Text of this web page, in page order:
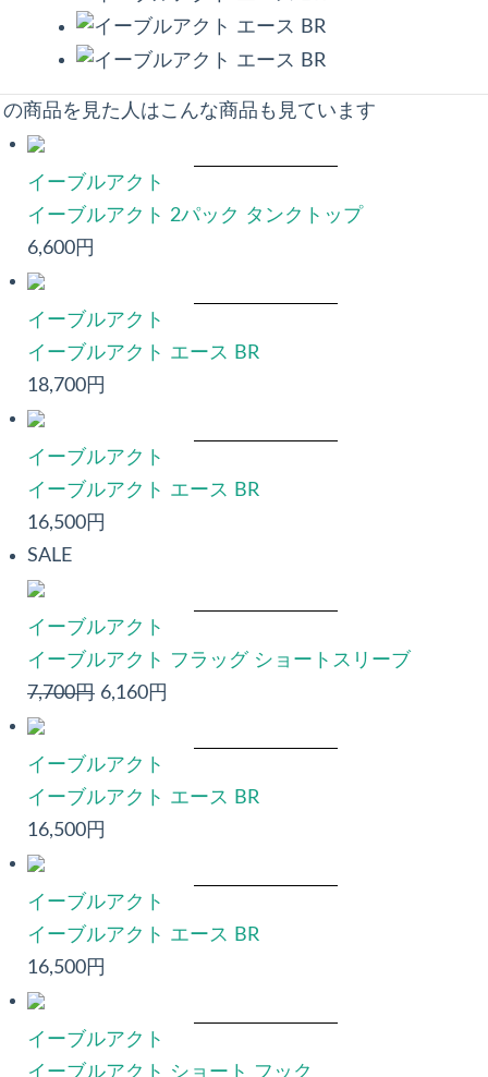
商品を見た人はこんな商品も見ています
イーブルアクト
イーブルアクト 2パック タンクトップ
6,600円
イーブルアクト
イーブルアクト エース BR
18,700円
イーブルアクト
イーブルアクト エース BR
16,500円
SALE
イーブルアクト
イーブルアクト フラッグ ショートスリーブ
7,700円 6,160円
イーブルアクト
イーブルアクト エース BR
16,500円
イーブルアクト
イーブルアクト エース BR
16,500円
イーブルアクト
イーブルアクト ショート フック